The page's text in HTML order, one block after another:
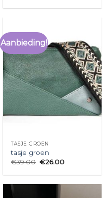
Aanbieding!
TASJE GROEN
tasje groen
€39.00 €26.00